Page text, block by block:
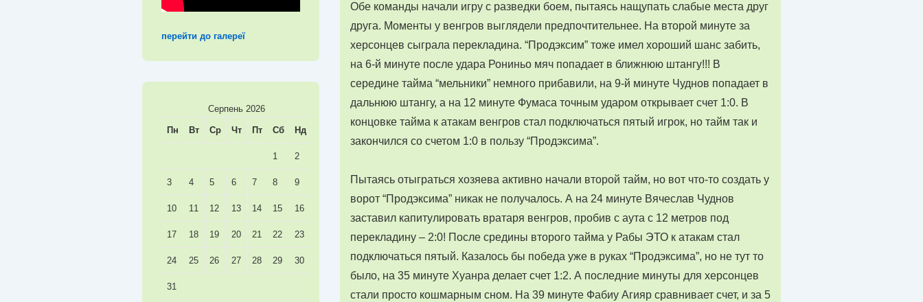
Обе команды начали игру с разведки боем, пытаясь нащупать слабые места друг
друга. Моменты у венгров выглядели предпочтительнее. На второй минуте за
херсонцев сыграла перекладина. “Продэксим” тоже имел хороший шанс забить,
на 6-й минуте после удара Рониньо мяч попадает в ближнюю штангу!!! В
середине тайма “мельники” немного прибавили, на 9-й минуте Чуднов попадает в
дальнюю штангу, а на 12 минуте Фумаса точным ударом открывает счет 1:0. В
концовке тайма к атакам венгров стал подключаться пятый игрок, но тайм так и
закончился со счетом 1:0 в пользу “Продэксима”.
Пытаясь отыграться хозяева активно начали второй тайм, но вот что-то создать у
ворот “Продэксима” никак не получалось. А на 24 минуте Вячеслав Чуднов
заставил капитулировать вратаря венгров, пробив с аута с 12 метров под
перекладину – 2:0! После средины второго тайма у Рабы ЭТО к атакам стал
подключаться пятый. Казалось бы победа уже в руках “Продэксима”, но не тут то
было, на 35 минуте Хуанра делает счет 1:2. А последние минуты для херсонцев
стали просто кошмарным сном. На 39 минуте Фабиу Агияр сравнивает счет, и за 5
перейти до галереї
Серпень 2026
Пн Вт Ср Чт Пт Сб Нд
1 2
3 4 5 6 7 8 9
10 11 12 13 14 15 16
17 18 19 20 21 22 23
24 25 26 27 28 29 30
31